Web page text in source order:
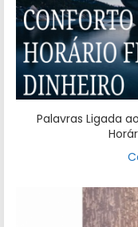
Palavras Ligada